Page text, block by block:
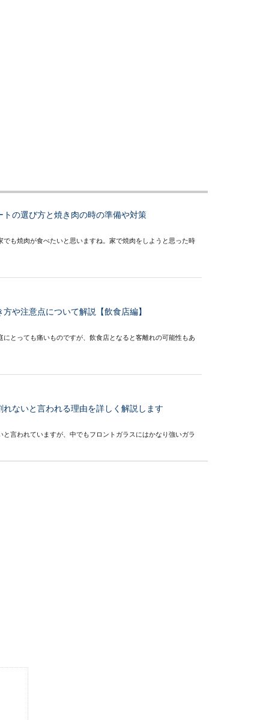
の選び方と焼き肉の時の準備や対策
でも焼肉が食べたいと思いますね。家で焼肉をしようと思った時
や注意点について解説【飲食店編】
にとっても痛いものですが、飲食店となると客離れの可能性もあ
ないと言われる理由を詳しく解説します
言われていますが、中でもフロントガラスにはかなり強いガラ
マナー違反？電車内での飲食の是非を問う
もいますが、その行為がマナー違反になるのでは？という声も聞